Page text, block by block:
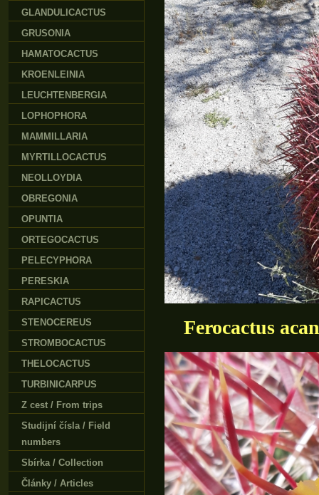
Ferocactus
GLANDULICACTUS
GRUSONIA
HAMATOCACTUS
KROENLEINIA
LEUCHTENBERGIA
LOPHOPHORA
MAMMILLARIA
MYRTILLOCACTUS
NEOLLOYDIA
OBREGONIA
OPUNTIA
ORTEGOCACTUS
PELECYPHORA
PERESKIA
RAPICACTUS
STENOCEREUS
STROMBOCACTUS
THELOCACTUS
TURBINICARPUS
Z cest / From trips
Studijní čísla / Field
numbers
Sbírka / Collection
Články / Articles